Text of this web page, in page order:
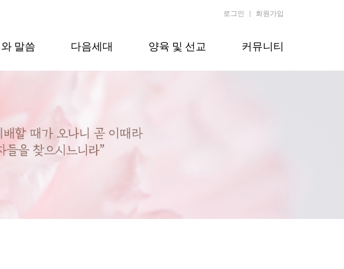
로그인 회원가입
말씀 다음세대 양육 및 선교 커뮤니티